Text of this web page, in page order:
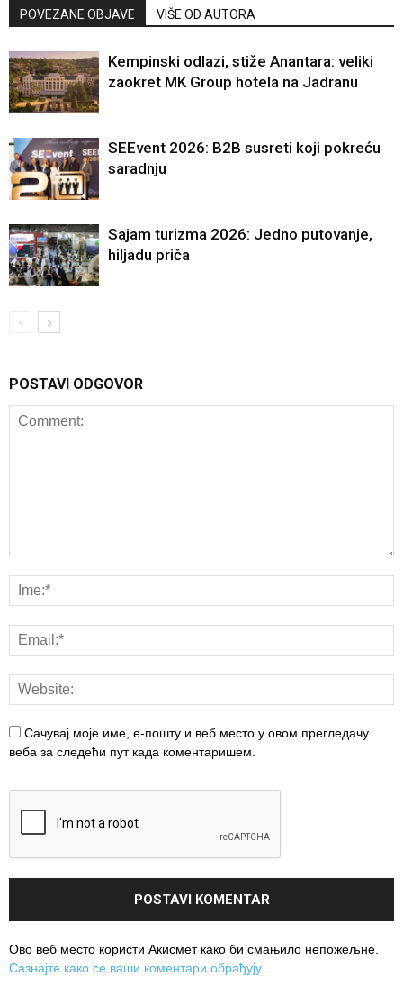
POVEZANE OBJAVE VIŠE OD AUTORA
Kempinski odlazi, stiže Anantara: veliki
zaokret MK Group hotela na Jadranu
SEEvent 2026: B2B susreti koji pokreću
saradnju
Sajam turizma 2026: Jedno putovanje,
hiljadu priča
POSTAVI ODGOVOR
Сачувај моје име, е-пошту и веб место у овом прегледачу
веба за следећи пут када коментаришем.
Ово веб место користи Акисмет како би смањило непожељне.
Сазнајте како се ваши коментари обрађују.